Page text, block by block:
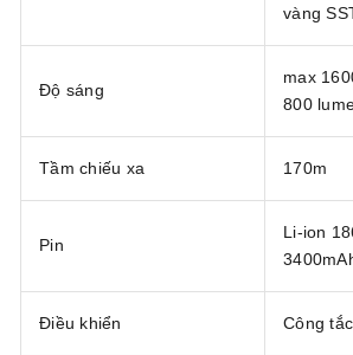
vàng
Độ sáng
max
800
Tầm chiếu xa 170m
Pin
Li-ion
Điều khiển Công